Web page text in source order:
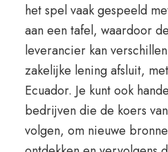
het spel vaak gespeeld
aan een tafel, waardoor
leverancier kan
zakelijke lening afsluit,
Ecuador. Je kunt ook
bedrijven die de koers
volgen, om nieuwe